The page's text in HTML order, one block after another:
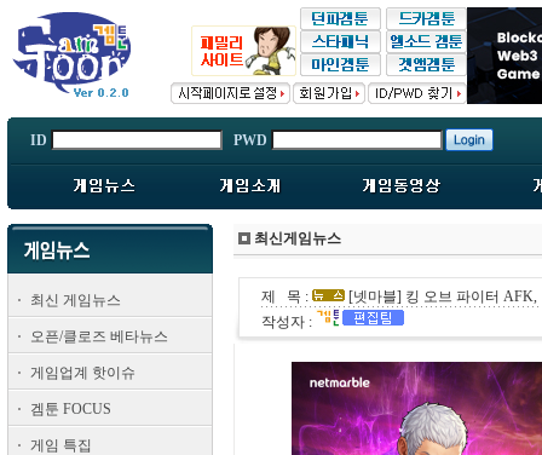
ID PWD
최신 게임뉴스
오픈/클로즈 베타뉴스
게임업계 핫이슈
겜툰 FOCUS
게임 특집
최신게임뉴스
제 목 :
[넷마블] 킹 오브 파이터 AFK,
작성자 :